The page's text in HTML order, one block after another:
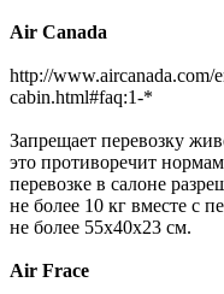
Air Canada
http://www.aircanada.com/
cabin.html#faq:1-*
Запрещает перевозку
это противоречит
перевозке в салоне
не более 10 кг вместе с
не более 55х40х23 см.
Air Frace